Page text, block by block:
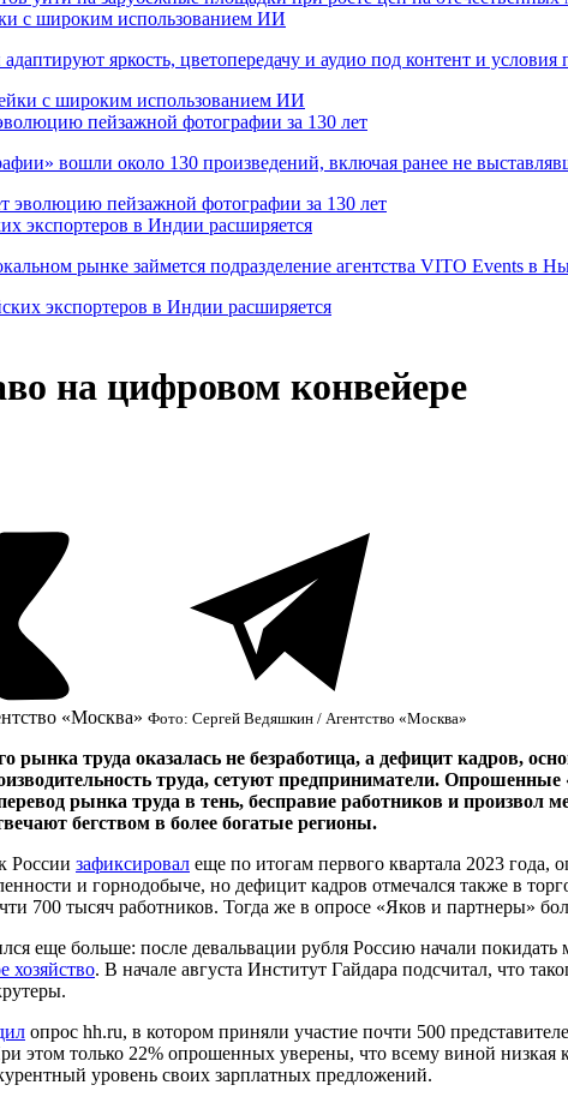
с широким использованием ИИ
яркость, цветопередачу и аудио под контент и условия
пейзажной фотографии за 130 лет
вошли около 130 произведений, включая ранее не
экспортеров в Индии расширяется
рынке займется подразделение агентства VITO Events в
на цифровом конвейере
Фото: Сергей Ведяшкин / Агентство «Москва»
рынка труда оказалась не безработица, а дефицит кадров,
труда, сетуют предприниматели.
рынка труда в тень, бесправие работников и
бегством в более богатые регионы.
России зафиксировал еще по итогам первого квартала 2023 года,
и горнодобыче, но дефицит кадров отмечался также в
700 тысяч работников. Тогда же в опросе «Яков и партнеры»
еще больше: после девальвации рубля Россию начали
хозяйство. В начале августа Институт Гайдара подсчитал, что
опрос hh.ru, в котором приняли участие почти 500
этом только 22% опрошенных уверены, что всему виной
уровень своих зарплатных предложений.